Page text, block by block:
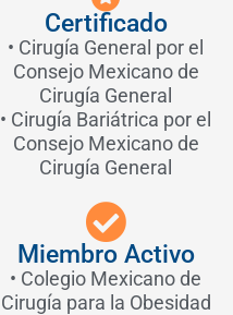
Certificado
• Cirugía General por el
Consejo Mexicano de
Cirugía General
• Cirugía Bariátrica por el
Consejo Mexicano de
Cirugía General
Miembro Activo
• Colegio Mexicano de
Cirugía para la Obesidad